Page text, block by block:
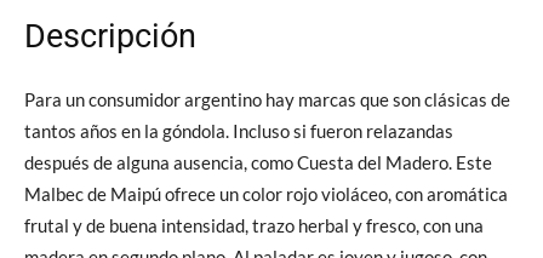
Descripción
Para un consumidor argentino hay marcas que son clásicas de
tantos años en la góndola. Incluso si fueron relazandas
después de alguna ausencia, como Cuesta del Madero. Este
Malbec de Maipú ofrece un color rojo violáceo, con aromática
frutal y de buena intensidad, trazo herbal y fresco, con una